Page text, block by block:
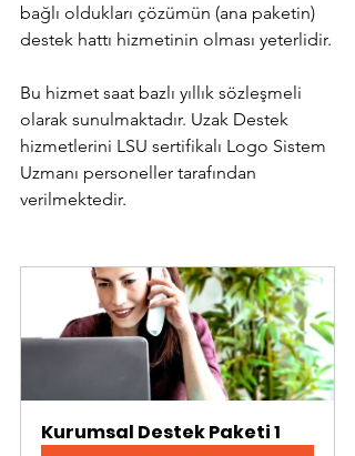
bağlı oldukları çözümün (ana paketin)
destek hattı hizmetinin olması yeterlidir.
Bu hizmet saat bazlı yıllık sözleşmeli
olarak sunulmaktadır. Uzak Destek
hizmetlerini LSU sertifikalı Logo Sistem
Uzmanı personeller tarafından
verilmektedir.
Kurumsal Destek Paketi 1